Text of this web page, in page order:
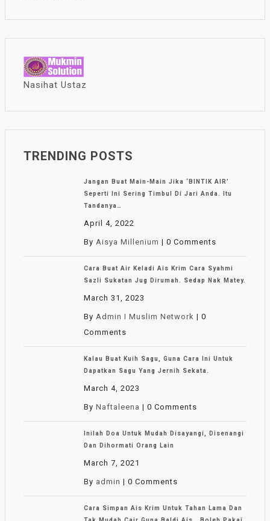
Nasihat Ustaz
TRENDING POSTS
Jangan Buat Main-Main Jika ‘BINTIK AIR’
Seperti Ini Sering Timbul Di Jari Anda. Itu
Tandanya…
April 4, 2022
By Aisya Millenium | 0 Comments
Cara Buat Air Keladi Ais Krim Cara Syahmi
Sazli Sukatan Jug Dirumah. Sedap Nak Matey.
March 31, 2023
By Admin I Muslim Network | 0
Comments
Kalau Buat Kuih Sagu, Guna Cara Ini Untuk
Dapatkan Sagu Yang Jernih Sekata.
March 4, 2023
By Naftaleena | 0 Comments
Inilah Doa Untuk Mudah Disayangi, Disenangi
Dan Dihormati Orang Lain
March 7, 2021
By admin | 0 Comments
Cara Simpan Ais Krim Untuk Tahan Lama Dan